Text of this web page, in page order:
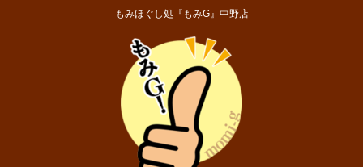
もみほぐし処『もみG』中野店